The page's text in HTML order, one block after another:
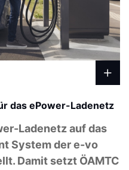
das ePower-Ladenetz
Ladenetz auf das
System der e-vo
Damit setzt ÖAMTC